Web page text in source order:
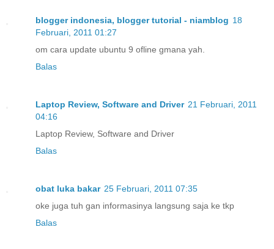
blogger indonesia, blogger tutorial - niamblog 18
Februari, 2011 01:27
om cara update ubuntu 9 ofline gmana yah.
Balas
Laptop Review, Software and Driver 21 Februari, 2011
04:16
Laptop Review, Software and Driver
Balas
obat luka bakar 25 Februari, 2011 07:35
oke juga tuh gan informasinya langsung saja ke tkp
Balas